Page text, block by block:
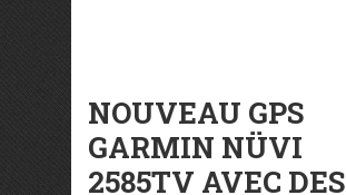
NOUVEAU GPS
GARMIN NÜVI
2585TV AVEC DES